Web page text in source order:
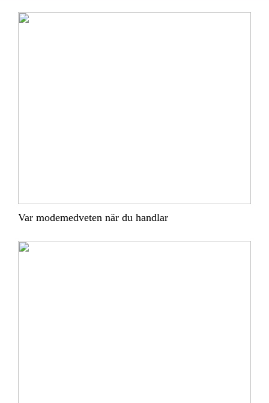
Var modemedveten när du handlar